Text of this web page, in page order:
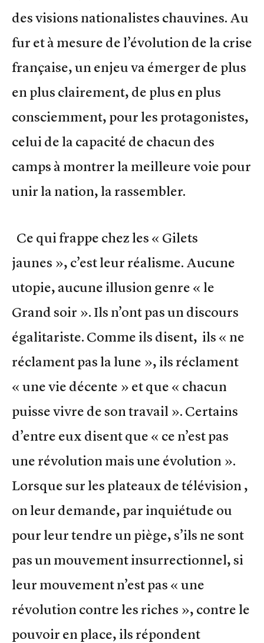
des visions nationalistes chauvines. Au
fur et à mesure de l’évolution de la crise
française, un enjeu va émerger de plus
en plus clairement, de plus en plus
consciemment, pour les protagonistes,
celui de la capacité de chacun des
camps à montrer la meilleure voie pour
unir la nation, la rassembler.
Ce qui frappe chez les « Gilets
jaunes », c’est leur réalisme. Aucune
utopie, aucune illusion genre « le
Grand soir ». Ils n’ont pas un discours
égalitariste. Comme ils disent, ils « ne
réclament pas la lune », ils réclament
« une vie décente » et que « chacun
puisse vivre de son travail ». Certains
d’entre eux disent que « ce n’est pas
une révolution mais une évolution ».
Lorsque sur les plateaux de télévision ,
on leur demande, par inquiétude ou
pour leur tendre un piège, s’ils ne sont
pas un mouvement insurrectionnel, si
leur mouvement n’est pas « une
révolution contre les riches », contre le
pouvoir en place, ils répondent